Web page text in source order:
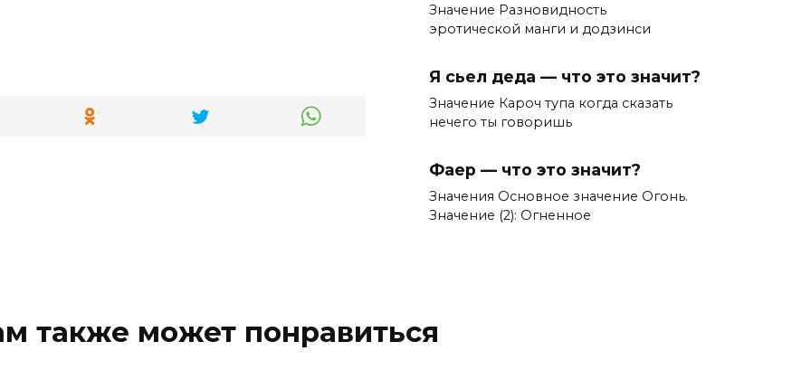
Значение Разновидность
эротической манги и додзинси
Я сьел деда — что это значит?
Значение Кароч тупа когда сказать
нечего ты говоришь
Фаер — что это значит?
Значения Основное значение Огонь.
Значение (2): Огненное
также может понравиться